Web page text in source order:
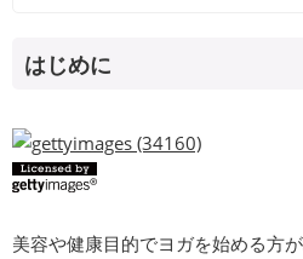
はじめに
美容や健康目的でヨガを始める方